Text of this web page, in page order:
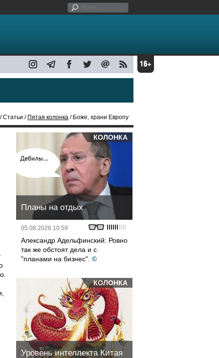
Статьи / Пятая колонка / Боже, храни Европу
КОЛОНКА
Планы на отдых
05.08.2026 10:59
Александр Адельфинский: Ровно
так же обстоят дела и с
"планами на бизнес". ©
КОЛОНКА
Уровень интеллекта Китая